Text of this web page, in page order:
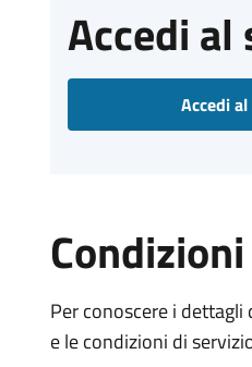
Accedi al
Accedi
Per conoscere i
e le condizioni di